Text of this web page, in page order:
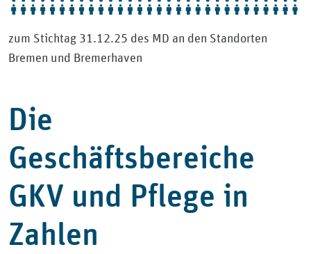
zum Stichtag 31.12.25 des MD an den Standorten
Bremen und Bremerhaven
Die
Geschäftsbereiche
GKV und Pflege in
Zahlen